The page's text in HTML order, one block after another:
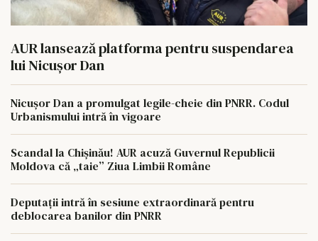
AUR lansează platforma pentru suspendarea
lui Nicușor Dan
Nicușor Dan a promulgat legile-cheie din PNRR. Codul
Urbanismului intră în vigoare
Scandal la Chișinău! AUR acuză Guvernul Republicii
Moldova că „taie” Ziua Limbii Române
Deputații intră în sesiune extraordinară pentru
deblocarea banilor din PNRR